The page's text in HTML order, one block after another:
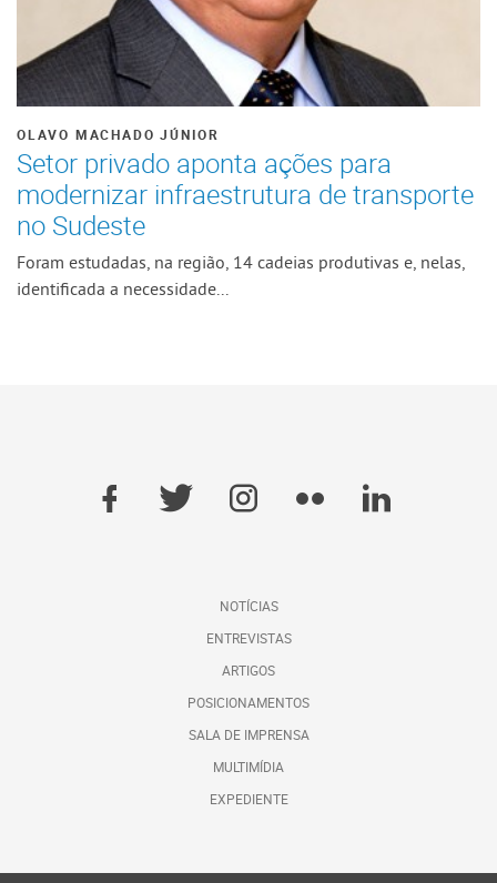
OLAVO MACHADO JÚNIOR
Setor privado aponta ações para
modernizar infraestrutura de transporte
no Sudeste
Foram estudadas, na região, 14 cadeias produtivas e, nelas,
identificada a necessidade...
NOTÍCIAS
ENTREVISTAS
ARTIGOS
POSICIONAMENTOS
SALA DE IMPRENSA
MULTIMÍDIA
EXPEDIENTE